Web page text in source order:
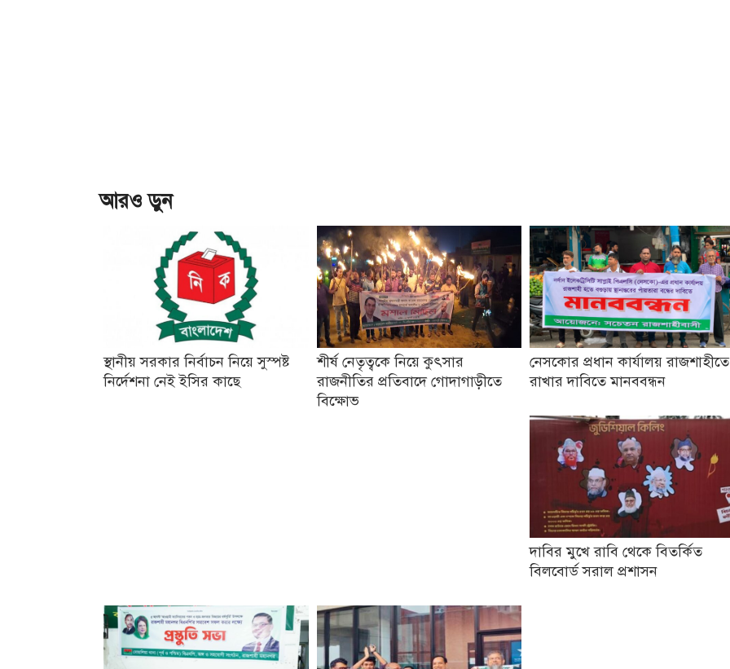
আরও ড়ুন
স্থানীয় সরকার নির্বাচন নিয়ে সুস্পষ্ট
নির্দেশনা নেই ইসির কাছে
শীর্ষ নেতৃত্বকে নিয়ে কুৎসার
রাজনীতির প্রতিবাদে গোদাগাড়ীতে
বিক্ষোভ
নেসকোর প্রধান কার্যালয় রাজশাহীতে
রাখার দাবিতে মানববন্ধন
দাবির মুখে রাবি থেকে বিতর্কিত
বিলবোর্ড সরাল প্রশাসন